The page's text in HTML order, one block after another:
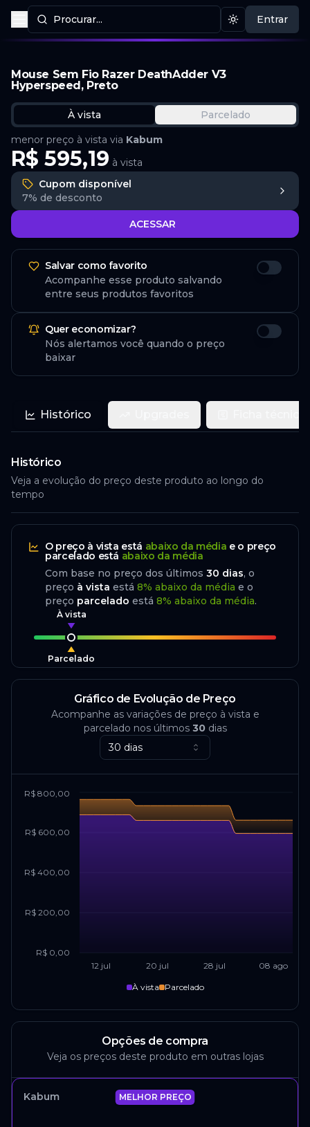
Procurar...
Procurar produtos Mudar tema
Entrar
Mouse Sem Fio Razer DeathAdder V3
Hyperspeed, Preto
À vista
Parcelado
menor preço à vista via Kabum
R$ 595,19 à vista
Cupom disponível
7% de desconto
ACESSAR
Salvar como favorito
Acompanhe esse produto salvando
entre seus produtos favoritos
Quer economizar?
Nós alertamos você quando o preço
baixar
Histórico
Histórico
Veja a evolução do preço deste produto ao longo do
tempo
O preço à vista está abaixo da média e o preço
parcelado está abaixo da média
Com base no preço dos últimos 30 dias, o
preço à vista está 8% abaixo da média e o
preço parcelado está 8% abaixo da média.
À vista
Parcelado
Gráfico de Evolução de Preço
Acompanhe as variações de preço à vista e
parcelado nos últimos 30dias
30 dias
12 jul 20 jul 28 jul 08 ago
R$ 0,00
R$ 200,00
R$ 400,00
R$ 600,00
R$ 800,00
À vista Parcelado
Opções de compra
Veja os preços deste produto em outras lojas
Kabum MELHOR PREÇO